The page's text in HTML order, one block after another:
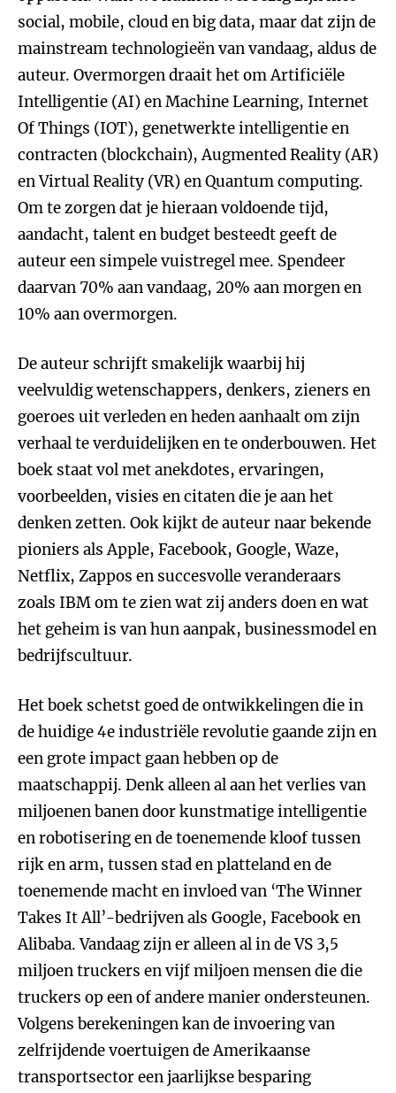
social, mobile, cloud en big data, maar dat zijn de
mainstream technologieën van vandaag, aldus de
auteur. Overmorgen draait het om Artificiële
Intelligentie (AI) en Machine Learning, Internet
Of Things (IOT), genetwerkte intelligentie en
contracten (blockchain), Augmented Reality (AR)
en Virtual Reality (VR) en Quantum computing.
Om te zorgen dat je hieraan voldoende tijd,
aandacht, talent en budget besteedt geeft de
auteur een simpele vuistregel mee. Spendeer
daarvan 70% aan vandaag, 20% aan morgen en
10% aan overmorgen.
De auteur schrijft smakelijk waarbij hij
veelvuldig wetenschappers, denkers, zieners en
goeroes uit verleden en heden aanhaalt om zijn
verhaal te verduidelijken en te onderbouwen. Het
boek staat vol met anekdotes, ervaringen,
voorbeelden, visies en citaten die je aan het
denken zetten. Ook kijkt de auteur naar bekende
pioniers als Apple, Facebook, Google, Waze,
Netflix, Zappos en succesvolle veranderaars
zoals IBM om te zien wat zij anders doen en wat
het geheim is van hun aanpak, businessmodel en
bedrijfscultuur.
Het boek schetst goed de ontwikkelingen die in
de huidige 4e industriële revolutie gaande zijn en
een grote impact gaan hebben op de
maatschappij. Denk alleen al aan het verlies van
miljoenen banen door kunstmatige intelligentie
en robotisering en de toenemende kloof tussen
rijk en arm, tussen stad en platteland en de
toenemende macht en invloed van ‘The Winner
Takes It All’-bedrijven als Google, Facebook en
Alibaba. Vandaag zijn er alleen al in de VS 3,5
miljoen truckers en vijf miljoen mensen die die
truckers op een of andere manier ondersteunen.
Volgens berekeningen kan de invoering van
zelfrijdende voertuigen de Amerikaanse
transportsector een jaarlijkse besparing